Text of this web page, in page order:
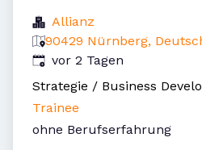
Allianz
90429 Nürnberg,
Veröffentlicht:
vor 2 Tagen
Strategie / Business
Trainee
ohne Berufserfahrung